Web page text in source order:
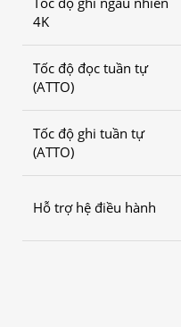
4K
Tốc độ đọc tuần tự
(ATTO)
Tốc độ ghi tuần tự
(ATTO)
Hỗ trợ hệ điều hành